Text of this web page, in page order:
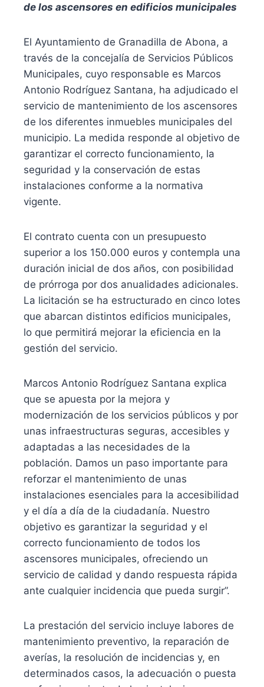
de los ascensores en edificios municipales
El Ayuntamiento de Granadilla de Abona, a
través de la concejalía de Servicios Públicos
Municipales, cuyo responsable es Marcos
Antonio Rodríguez Santana, ha adjudicado el
servicio de mantenimiento de los ascensores
de los diferentes inmuebles municipales del
municipio. La medida responde al objetivo de
garantizar el correcto funcionamiento, la
seguridad y la conservación de estas
instalaciones conforme a la normativa
vigente.
El contrato cuenta con un presupuesto
superior a los 150.000 euros y contempla una
duración inicial de dos años, con posibilidad
de prórroga por dos anualidades adicionales.
La licitación se ha estructurado en cinco lotes
que abarcan distintos edificios municipales,
lo que permitirá mejorar la eficiencia en la
gestión del servicio.
Marcos Antonio Rodríguez Santana explica
que se apuesta por la mejora y
modernización de los servicios públicos y por
unas infraestructuras seguras, accesibles y
adaptadas a las necesidades de la
población. Damos un paso importante para
reforzar el mantenimiento de unas
instalaciones esenciales para la accesibilidad
y el día a día de la ciudadanía. Nuestro
objetivo es garantizar la seguridad y el
correcto funcionamiento de todos los
ascensores municipales, ofreciendo un
servicio de calidad y dando respuesta rápida
ante cualquier incidencia que pueda surgir”.
La prestación del servicio incluye labores de
mantenimiento preventivo, la reparación de
averías, la resolución de incidencias y, en
determinados casos, la adecuación o puesta